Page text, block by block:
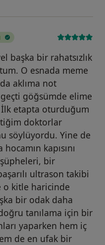
series. Eur J Obstet
S, Izzet Titiz M.
autoimmune disease?
mas. Surg Today.
Ramsay Hunt syndrome
transplant recipient: a
case report. Exp Clin Transplant. 9(6):413-6, 2011.
HAKEMLİ
EC. Abdominal wall
section surgical scar: a
başka bir rahatsızlık
O esnada meme
aklıma not
göğsümde elime
etapta oturduğum
doktorlar
söylüyordu. Yine de
kapısını
bir
ultrason takibi
o kitle haricinde
bir odak daha
tanılama için bir
yaparken hem iç
de en ufak bir